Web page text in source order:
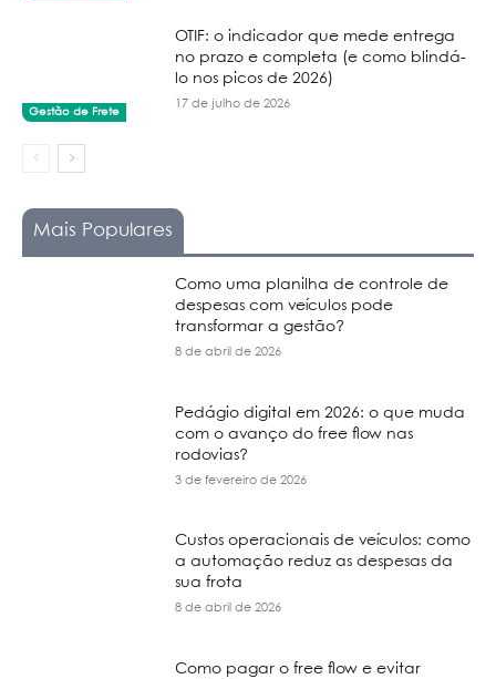
Gestão de Frete
OTIF: o indicador que mede entrega
no prazo e completa (e como blindá-
lo nos picos de 2026)
17 de julho de 2026
Mais Populares
Como uma planilha de controle de
despesas com veículos pode
transformar a gestão?
8 de abril de 2026
Pedágio digital em 2026: o que muda
com o avanço do free flow nas
rodovias?
3 de fevereiro de 2026
Custos operacionais de veículos: como
a automação reduz as despesas da
sua frota
8 de abril de 2026
Como pagar o free flow e evitar